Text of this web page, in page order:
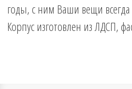
годы, с ним Ваши вещи всегда
Корпус изготовлен из ЛДСП,